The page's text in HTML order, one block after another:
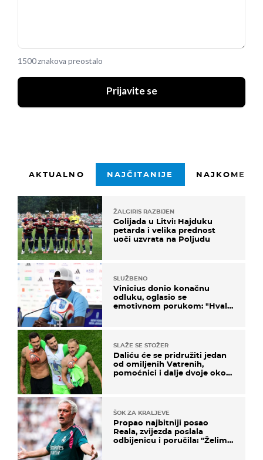
1500 znakova preostalo
Prijavite se
AKTUALNO NAJČITANIJE
ŽALGIRIS RAZBIJEN
Golijada u Litvi: Hajduku
petarda i velika prednost
uoči uzvrata na Poljudu
SLUŽBENO
Vinicius donio konačnu
odluku, oglasio se
emotivnom porukom: "Hvala
SLAŽE SE STOŽER
Daliću će se pridružiti jedan
od omiljenih Vatrenih,
pomoćnici i dalje dvoje oko
ŠOK ZA KRALJEVE
Propao najbitniji posao
Reala, zvijezda poslala
odbijenicu i poručila: "Želim